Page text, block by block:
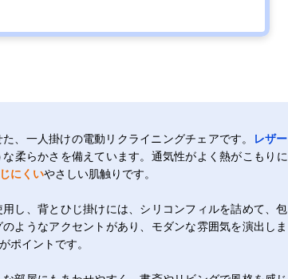
、一人掛けの電動リクライニングチェアです。
レザー
柔らかさを備えています。通気性がよく熱がこもりに
にくいやさしい肌触りです。
し、背とひじ掛けには、シリコンフィルを詰めて、包
ようなアクセントがあり、モダンな雰囲気を演出しま
ポイントです。